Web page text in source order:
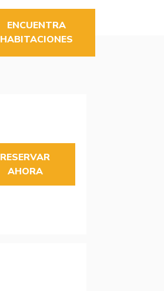
ENCUENTRA
HABITACIONES
RESERVAR
AHORA